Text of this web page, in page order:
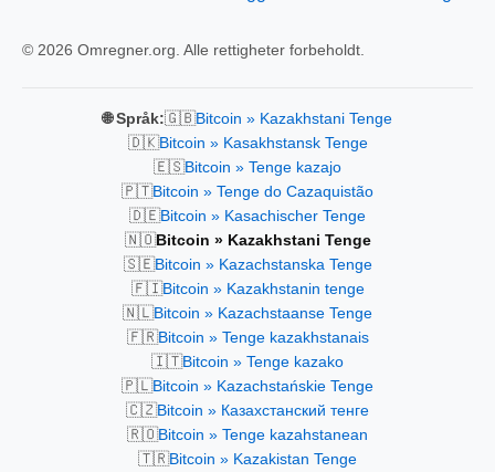
© 2026 Omregner.org. Alle rettigheter forbeholdt.
🌐 Språk:🇬🇧Bitcoin » Kazakhstani Tenge
🇩🇰Bitcoin » Kasakhstansk Tenge
🇪🇸Bitcoin » Tenge kazajo
🇵🇹Bitcoin » Tenge do Cazaquistão
🇩🇪Bitcoin » Kasachischer Tenge
🇳🇴Bitcoin » Kazakhstani Tenge
🇸🇪Bitcoin » Kazachstanska Tenge
🇫🇮Bitcoin » Kazakhstanin tenge
🇳🇱Bitcoin » Kazachstaanse Tenge
🇫🇷Bitcoin » Tenge kazakhstanais
🇮🇹Bitcoin » Tenge kazako
🇵🇱Bitcoin » Kazachstańskie Tenge
🇨🇿Bitcoin » Казахстанский тенге
🇷🇴Bitcoin » Tenge kazahstanean
🇹🇷Bitcoin » Kazakistan Tenge